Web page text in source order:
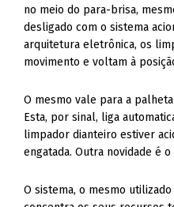
no meio do para-brisa,
desligado com o sistema
arquitetura eletrônica, os
movimento e voltam à
O mesmo vale para a
Esta, por sinal, liga
limpador dianteiro estiver
engatada. Outra novidade é
O sistema, o mesmo